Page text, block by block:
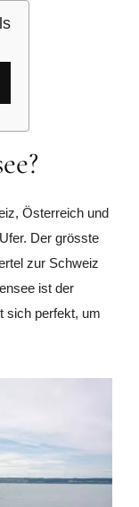
Österreich und
Der grösste
zur Schweiz
ist der
sich perfekt, um